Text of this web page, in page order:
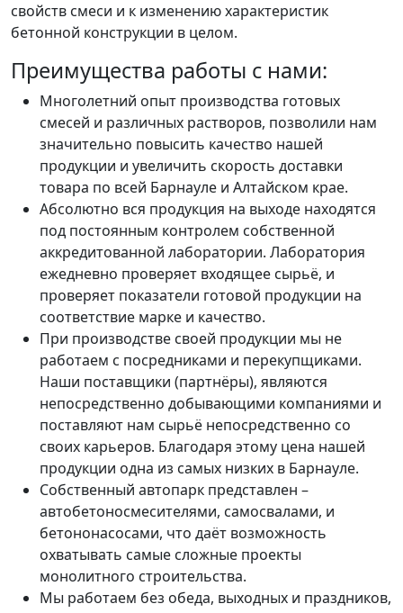
свойств смеси и к изменению характеристик
бетонной конструкции в целом.
Преимущества работы с нами:
Многолетний опыт производства готовых
смесей и различных растворов, позволили нам
значительно повысить качество нашей
продукции и увеличить скорость доставки
товара по всей Барнауле и Алтайском крае.
Абсолютно вся продукция на выходе находятся
под постоянным контролем собственной
аккредитованной лаборатории. Лаборатория
ежедневно проверяет входящее сырьё, и
проверяет показатели готовой продукции на
соответствие марке и качество.
При производстве своей продукции мы не
работаем с посредниками и перекупщиками.
Наши поставщики (партнёры), являются
непосредственно добывающими компаниями и
поставляют нам сырьё непосредственно со
своих карьеров. Благодаря этому цена нашей
продукции одна из самых низких в Барнауле.
Собственный автопарк представлен –
автобетоносмесителями, самосвалами, и
бетононасосами, что даёт возможность
охватывать самые сложные проекты
монолитного строительства.
Мы работаем без обеда, выходных и праздников,